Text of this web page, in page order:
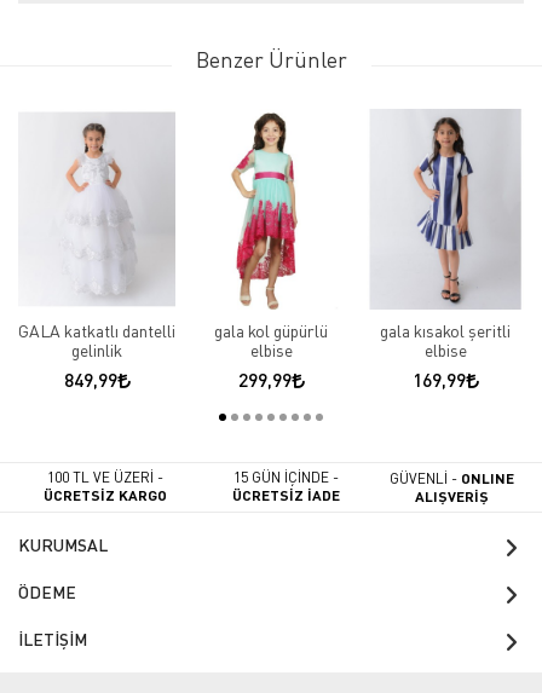
Benzer Ürünler
GALA katkatlı dantelli
gelinlik
849,99
gala kol güpürlü
elbise
299,99
gala kısakol şeritli
elbise
169,99
100 TL VE ÜZERİ -
ÜCRETSİZ KARGO
15 GÜN İÇİNDE -
ÜCRETSİZ İADE
GÜVENLİ - ONLINE
ALIŞVERİŞ
KURUMSAL
ÖDEME
İLETİŞİM